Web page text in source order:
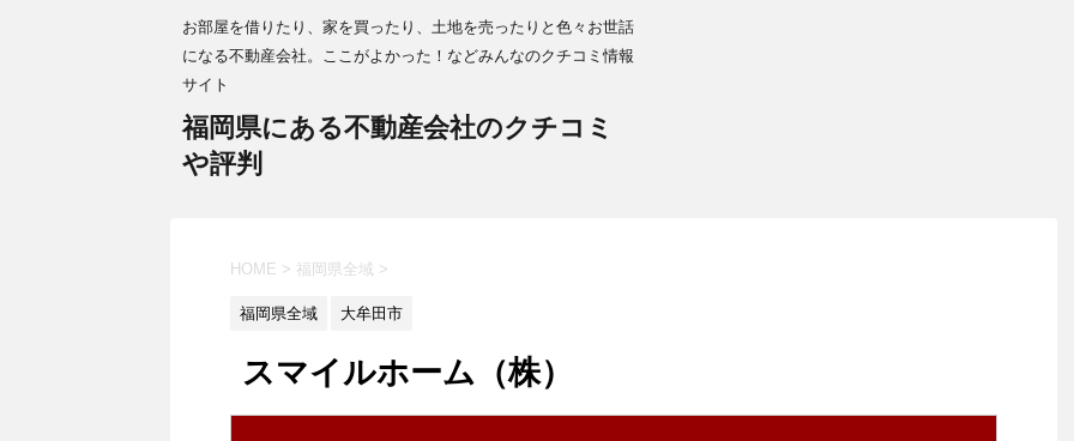
お部屋を借りたり、家を買ったり、土地を売ったりと色々お世話
になる不動産会社。ここがよかった！などみんなのクチコミ情報
サイト
福岡県にある不動産会社のクチコミ
や評判
HOME > 福岡県全域 >
福岡県全域 大牟田市
スマイルホーム（株）